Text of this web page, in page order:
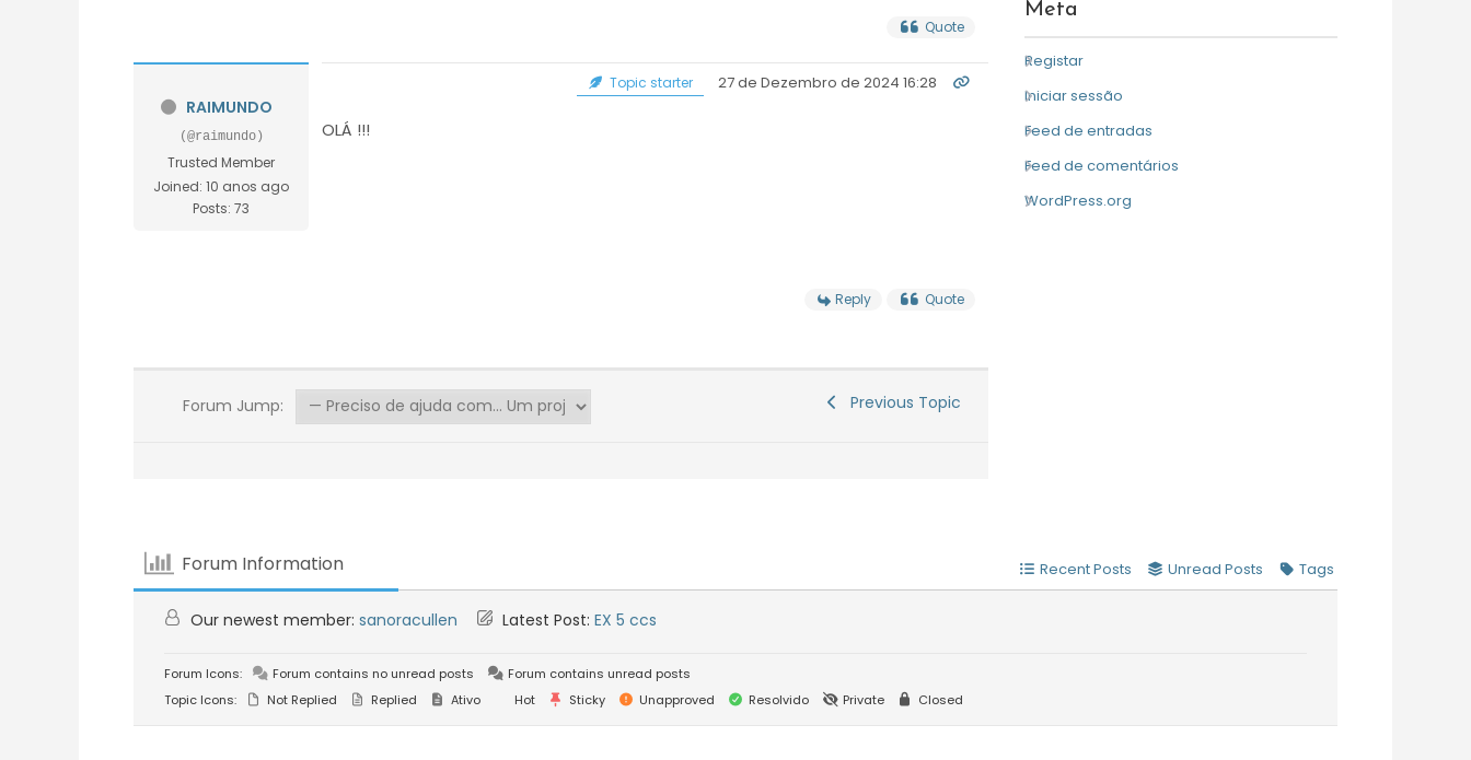
Quote
RAIMUNDO
(@raimundo)
Trusted Member
Joined: 10 anos ago
Posts: 73
Topic starter 27 de Dezembro de 2024 16:28
OLÁ !!!
Reply Quote
Forum Jump: Previous Topic
Meta
Registar
Iniciar sessão
Feed de entradas
Feed de comentários
WordPress.org
Forum Information Recent Posts Unread Posts Tags
Our newest member: sanoracullen Latest Post: EX 5 ccs
Forum Icons: Forum contains no unread posts
Forum contains unread posts
Topic Icons:
Not Replied Replied Ativo Hot Sticky Unapproved Resolvido Private Closed